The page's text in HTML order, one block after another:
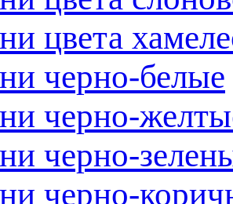
цвета
черно-белые
черно-
черно-
черно-